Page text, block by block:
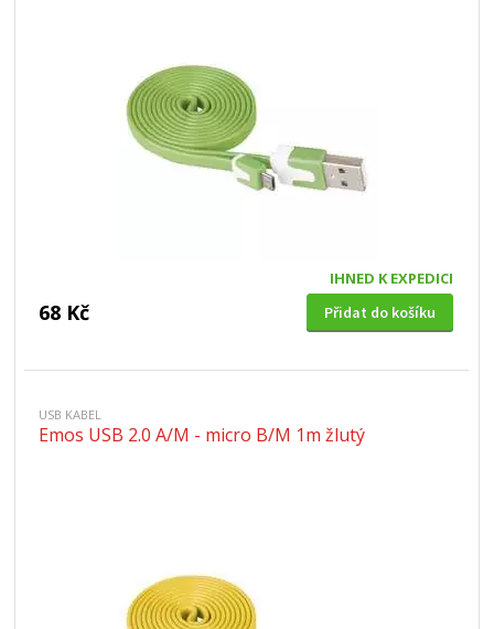
IHNED K EXPEDICI
68 Kč Přidat do košíku
USB KABEL
Emos USB 2.0 A/M - micro B/M 1m žlutý